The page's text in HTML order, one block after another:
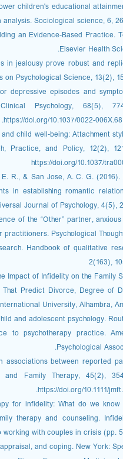
children's educational
Sociological science, 6,
an Evidence-Based Practice.
Elsevier Health
in jealousy prove robust and
Science, 13(2), 155-160.‏ https://doi.org/10.1177/
depressive episodes and
Psychology, 68(5),
https://doi.org/10.1037/0022-
child well-being: Attachment
Practice, and Policy, 12(2),
https://doi.org/10.1037/
R., & San Jose, A. C. G. (2016).
in establishing romantic
Journal of Psychology, 4(5),
of the “Other” partner,
Thought, 9(1).‏ http://dx.doi.org/10.5964/
Handbook of qualitative
2(163),
Impact of Infidelity on the Family
Predict Divorce, Degree of
University, Alhambra,
and adolescent psychology.
to psychotherapy practice.
Psychological
between reported
Family Therapy, 45(2),
https://doi.org/10.1111/
for infidelity: What do we know
therapy and counseling.
with couples in crisis (pp.
and coping. New York: